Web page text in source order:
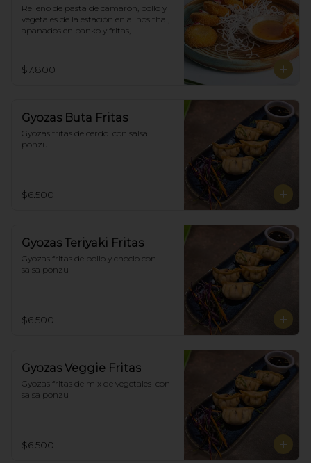
Relleno de pasta de camarón, pollo y
vegetales de la estación en aliños thai,
apanados en panko y fritas,
$7.800
Gyozas Buta Fritas
Gyozas fritas de cerdo  con salsa
ponzu
$6.500
Gyozas Teriyaki Fritas
Gyozas fritas de pollo y choclo con
salsa ponzu
$6.500
Gyozas Veggie Fritas
Gyozas fritas de mix de vegetales  con
salsa ponzu
$6.500